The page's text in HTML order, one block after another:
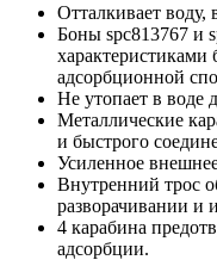
Отталкивает воду,
Боны spc813767 и
характеристиками
адсорбционной
Не утопает в воде
Металлические
и быстрого
Усиленное
Внутренний трос
разворачивании и
4 карабина
адсорбции.